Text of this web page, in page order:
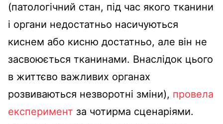
(патологічний стан, під час якого тканини
і органи недостатньо насичуються
киснем або кисню достатньо, але він не
засвоюється тканинами. Внаслідок цього
в життєво важливих органах
розвиваються незворотні зміни), провела
експеримент за чотирма сценаріями.